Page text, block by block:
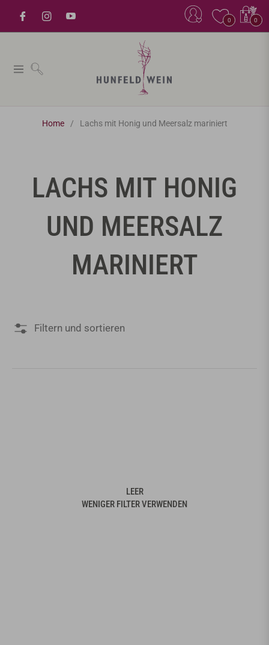
0 0
Navigation
Home / Lachs mit Honig und Meersalz mariniert
TITEL:
LACHS MIT HONIG
UND MEERSALZ
MARINIERT
Filtern und sortieren
LEER
WENIGER FILTER VERWENDEN